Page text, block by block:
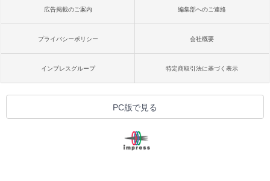
広告掲載のご案内 編集部へのご連絡
プライバシーポリシー 会社概要
インプレスグループ 特定商取引法に基づく表示
PC版で見る